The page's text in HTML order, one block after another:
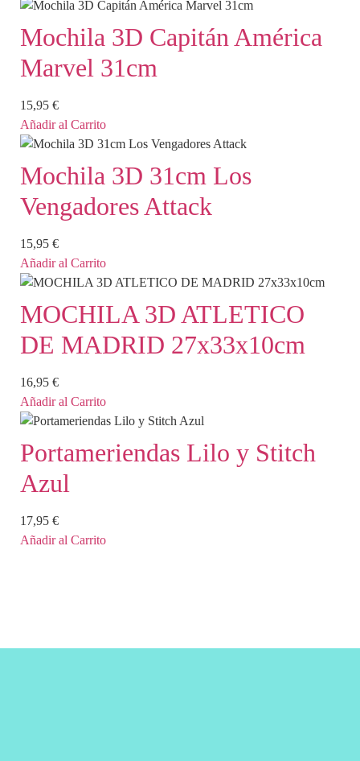
Mochila 3D Capitán América
Marvel 31cm
15,95 €
Añadir al Carrito
Mochila 3D 31cm Los
Vengadores Attack
15,95 €
Añadir al Carrito
MOCHILA 3D ATLETICO
DE MADRID 27x33x10cm
16,95 €
Añadir al Carrito
Portameriendas Lilo y Stitch
Azul
17,95 €
Añadir al Carrito